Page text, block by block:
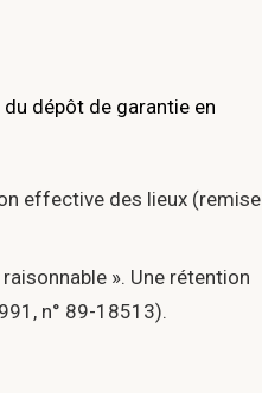
dépôt de garantie en
effective des lieux (remise
». Une rétention
n° 89-18513).